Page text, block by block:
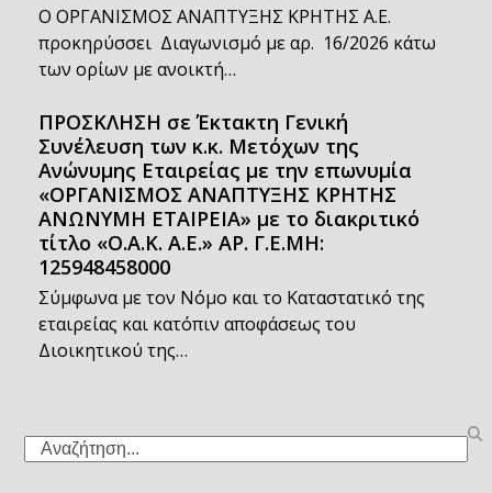
Ο ΟΡΓΑΝΙΣΜΟΣ ΑΝΑΠΤΥΞΗΣ ΚΡΗΤΗΣ Α.Ε.
προκηρύσσει Διαγωνισμό με αρ. 16/2026 κάτω
των ορίων με ανοικτή…
ΠΡΟΣΚΛΗΣΗ σε Έκτακτη Γενική
Συνέλευση των κ.κ. Μετόχων της
Ανώνυμης Εταιρείας με την επωνυμία
«ΟΡΓΑΝΙΣΜΟΣ ΑΝΑΠΤΥΞΗΣ ΚΡΗΤΗΣ
ΑΝΩΝΥΜΗ ΕΤΑΙΡΕΙΑ» με το διακριτικό
τίτλο «Ο.Α.Κ. Α.Ε.» ΑΡ. Γ.Ε.ΜΗ:
125948458000
Σύμφωνα με τον Νόμο και το Καταστατικό της
εταιρείας και κατόπιν αποφάσεως του
Διοικητικού της…
Search